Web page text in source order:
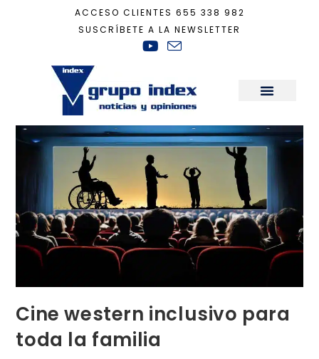
ACCESO CLIENTES 655 338 982
SUSCRÍBETE A LA NEWSLETTER
Recomendaciones Casa Ecológica
Cine western inclusivo para
toda la familia